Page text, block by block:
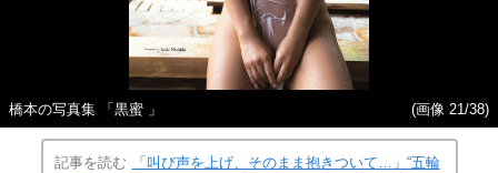
橋本の写真集 「黒蜜 」 (画像 21/38)
記事を読む
「叫び声を上げ、そのまま抱きついて…」“五輪